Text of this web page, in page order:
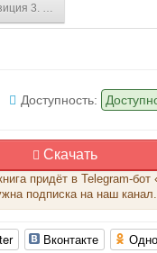
3. Сборник
Доступность:
Скачать
придёт в Telegram-бот
подписка на наш канал.
Вконтакте